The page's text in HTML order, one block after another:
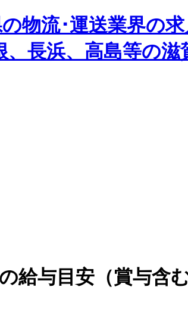
給与目安（賞与含